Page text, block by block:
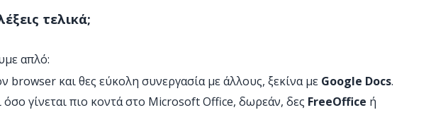
τελικά;
απλό:
browser και θες εύκολη συνεργασία με άλλους, ξεκίνα με Google Docs.
όσο γίνεται πιο κοντά στο Microsoft Office, δωρεάν, δες FreeOffice ή